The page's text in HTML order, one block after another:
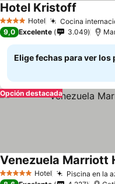
4 EstrellasHotel Cocina
Hotel Kristoff
9,0 Excelente 3.049
Elige fechas para ver los
Opción destacada
5 Estrellas Hotel Piscina en la
Venezuela Marriott